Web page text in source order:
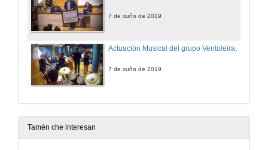
7 de xuño de 2019
Actuación Musical del grupo Ventoleira e peche do acto
7 de xuño de 2019
Tamén che interesan